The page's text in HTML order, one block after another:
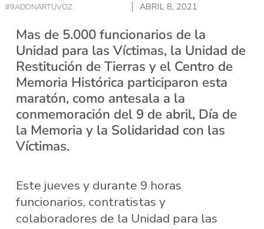
#9ADONARTUVOZ ABRIL 8, 2021
Mas de 5.000 funcionarios de la
Unidad para las Víctimas, la Unidad de
Restitución de Tierras y el Centro de
Memoria Histórica participaron esta
maratón, como antesala a la
conmemoración del 9 de abril, Día de
la Memoria y la Solidaridad con las
Víctimas.
Este jueves y durante 9 horas
funcionarios, contratistas y
colaboradores de la Unidad para las